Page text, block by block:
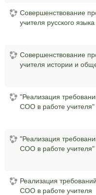
Совершенствование
учителя русского
Совершенствование
учителя истории и
"Реализация
СОО в работе
"Реализация
СОО в работе учителя"
Реализация
СОО в работе учителя